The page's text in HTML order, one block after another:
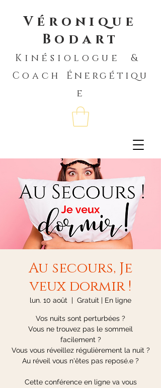
Véronique
Bodart
Kinésiologue &
Coach Énergétiqu
e
Au secours, Je
veux dormir !
lun. 10 août
  |
Gratuit | En ligne
Vos nuits sont perturbées ?
Vous ne trouvez pas le sommeil
facilement ?
Vous vous réveillez régulièrement la nuit ?
Au réveil vous n'êtes pas reposé.e ?
Cette conférence en ligne va vous